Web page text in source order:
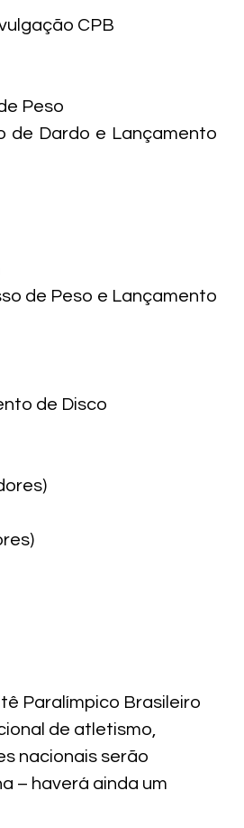
CPB
Peso
de Dardo e Lançamento
de Peso e Lançamento
de Disco
Paralímpico Brasileiro
de atletismo,
nacionais serão
– haverá ainda um